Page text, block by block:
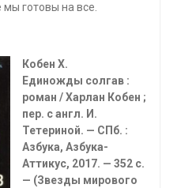
мы готовы на все.
Кобен X.
Единожды солгав :
роман / Харлан Кобен ;
пер. с англ. И.
Тетериной. — СПб. :
Азбука, Азбука-
Аттикус, 2017. — 352 с.
— (Звезды мирового